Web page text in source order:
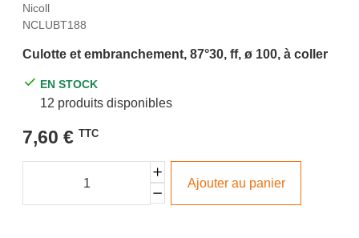
Nicoll
NCLUBT188
Culotte et embranchement, 87°30, ff, ø 100, à coller
EN STOCK
12 produits disponibles
7,60 € TTC
Ajouter au panier